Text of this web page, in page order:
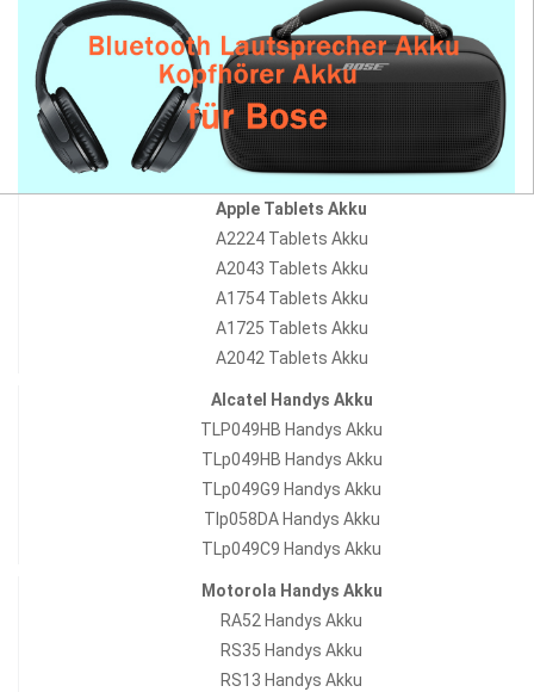
Apple Tablets Akku
A2224 Tablets Akku
A2043 Tablets Akku
A1754 Tablets Akku
A1725 Tablets Akku
A2042 Tablets Akku
Alcatel Handys Akku
TLP049HB Handys Akku
TLp049HB Handys Akku
TLp049G9 Handys Akku
Tlp058DA Handys Akku
TLp049C9 Handys Akku
Motorola Handys Akku
RA52 Handys Akku
RS35 Handys Akku
RS13 Handys Akku